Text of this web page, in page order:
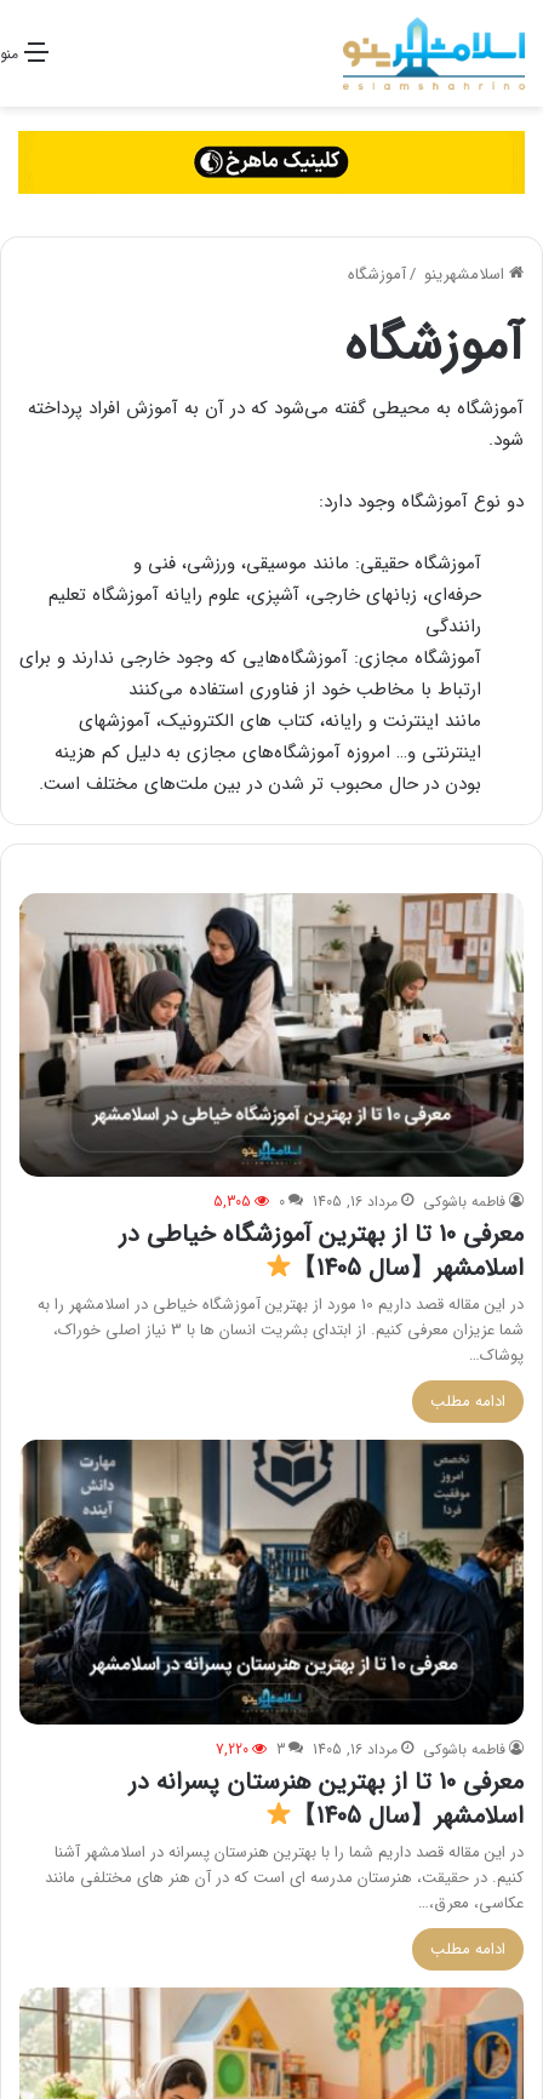
منو
اسلامشهرینو /آموزشگاه
آموزشگاه
آموزشگاه به محیطی گفته می‌شود که در آن به آموزش افراد پرداخته
شود.
دو نوع آموزشگاه وجود دارد:
آموزشگاه حقیقی: مانند موسیقی، ورزشی، فنی و
حرفه‌ای، زبانهای خارجی، آشپزی، علوم رایانه آموزشگاه تعلیم
رانندگی
آموزشگاه مجازی: آموزشگاه‌هایی که وجود خارجی ندارند و برای
ارتباط با مخاطب خود از فناوری استفاده می‌کنند
مانند اینترنت و رایانه، کتاب های الکترونیک، آموزشهای
اینترنتی و… امروزه آموزشگاه‌های مجازی به دلیل کم هزینه
بودن در حال محبوب تر شدن در بین ملت‌های مختلف است.
فاطمه باشوکی مرداد 16, 1405 0
5,305
معرفی 10 تا از بهترین آموزشگاه خیاطی در
اسلامشهر【سال 1405】
در این مقاله قصد داریم 10 مورد از بهترین آموزشگاه خیاطی در اسلامشهر را به
شما عزیزان معرفی کنیم. از ابتدای بشریت انسان ها با 3 نیاز اصلی خوراک،
پوشاک…
ادامه مطلب
فاطمه باشوکی مرداد 16, 1405 3
7,220
معرفی 10 تا از بهترین هنرستان پسرانه در
اسلامشهر【سال 1405】
در این مقاله قصد داریم شما را با بهترین هنرستان پسرانه در اسلامشهر آشنا
کنیم. در حقیقت، هنرستان مدرسه ای است که در آن هنر های مختلفی مانند
عکاسی، معرق،…
ادامه مطلب